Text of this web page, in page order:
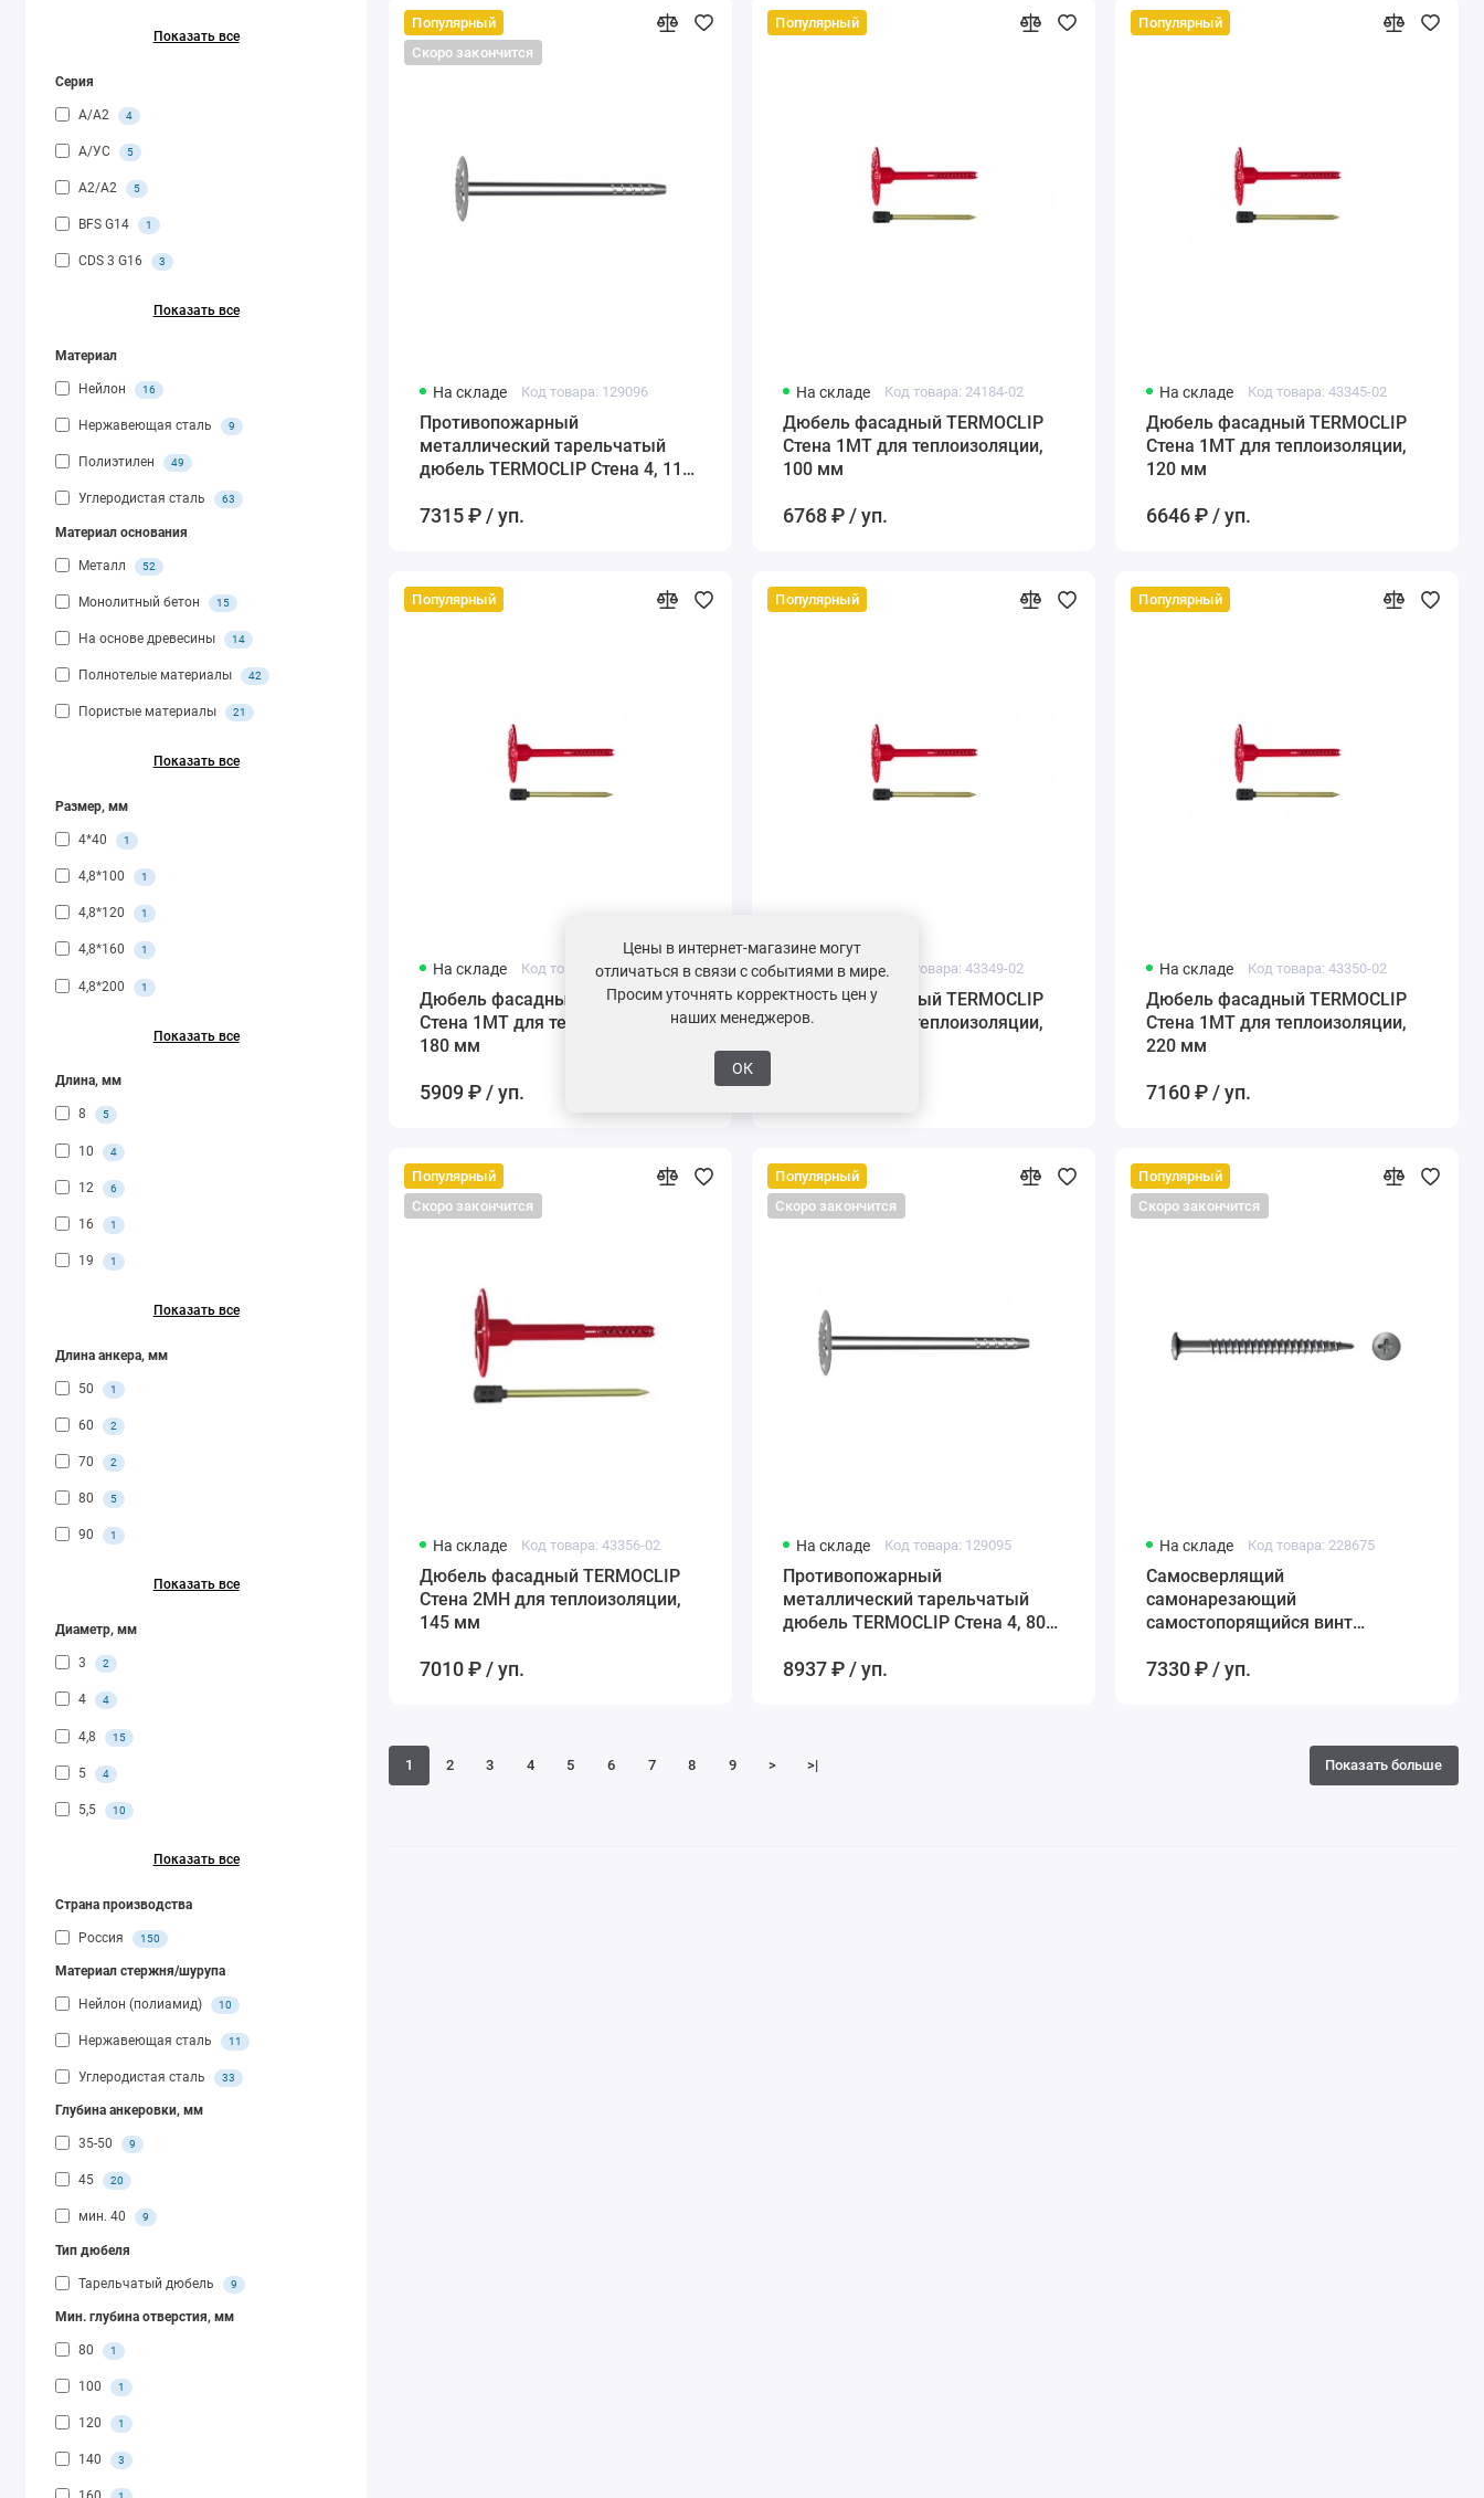
Показать все
Серия
A/A2 4
A/УС 5
A2/A2 5
BFS G14 1
CDS 3 G16 3
Показать все
Материал
Нейлон 16
Нержавеющая сталь 9
Полиэтилен 49
Углеродистая сталь 63
Материал основания
Металл 52
Монолитный бетон 15
На основе древесины 14
Полнотелые материалы 42
Пористые материалы 21
Показать все
Размер, мм
4*40 1
4,8*100 1
4,8*120 1
4,8*160 1
4,8*200 1
Показать все
Длина, мм
8 5
10 4
12 6
16 1
19 1
Показать все
Длина анкера, мм
50 1
60 2
70 2
80 5
90 1
Показать все
Диаметр, мм
3 2
4 4
4,8 15
5 4
5,5 10
Показать все
Страна производства
Россия 150
Материал стержня/шурупа
Нейлон (полиамид) 10
Нержавеющая сталь 11
Углеродистая сталь 33
Глубина анкеровки, мм
35-50 9
45 20
мин. 40 9
Тип дюбеля
Тарельчатый дюбель 9
Мин. глубина отверстия, мм
80 1
100 1
120 1
140 3
Популярный
Скоро закончится
На складе Код товара: 129096
Противопожарный
металлический тарельчатый
дюбель TERMOCLIP Стена 4, 110
7315 ₽ / уп.
Популярный
На складе Код товара: 24184-02
Дюбель фасадный TERMOCLIP
Стена 1MT для теплоизоляции,
100 мм
6768 ₽ / уп.
Популярный
На складе Код товара: 43345-02
Дюбель фасадный TERMOCLIP
Стена 1MT для теплоизоляции,
120 мм
6646 ₽ / уп.
Популярный
На складе Код товара: 43348-02
Дюбель фасадный TERMOCLIP
Стена 1MT для теплоизоляции,
180 мм
5909 ₽ / уп.
Популярный
На складе Код товара: 43349-02
Дюбель фасадный TERMOCLIP
Стена 1MT для теплоизоляции,
Популярный
На складе Код товара: 43350-02
Дюбель фасадный TERMOCLIP
Стена 1MT для теплоизоляции,
220 мм
7160 ₽ / уп.
Популярный
Скоро закончится
На складе Код товара: 43356-02
Дюбель фасадный TERMOCLIP
Стена 2MH для теплоизоляции,
145 мм
7010 ₽ / уп.
Популярный
Скоро закончится
На складе Код товара: 129095
Противопожарный
металлический тарельчатый
дюбель TERMOCLIP Стена 4, 80
8937 ₽ / уп.
Популярный
Скоро закончится
На складе Код товара: 228675
Самосверлящий
самонарезающий
самостопорящийся винт
7330 ₽ / уп.
1 2 3 4 5 6 7 8 9 > >| Показать больше
Цены в интернет-магазине могут
отличаться в связи с событиями в мире.
Просим уточнять корректность цен у
наших менеджеров.
ОК